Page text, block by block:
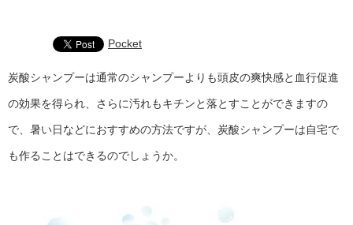
Pocket
炭酸シャンプーは通常のシャンプーよりも頭皮の爽快感と血行促進
の効果を得られ、さらに汚れもキチンと落とすことができますの
で、暑い日などにおすすめの方法ですが、炭酸シャンプーは自宅で
も作ることはできるのでしょうか。